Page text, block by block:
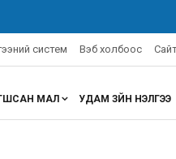
систем Вэб холбоос
МАЛ УДАМ ЗҮЙН ҮНЭЛГЭЭ